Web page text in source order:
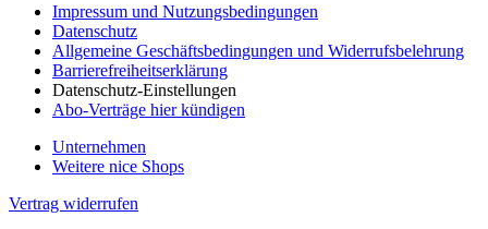
Impressum und Nutzungsbedingungen
Datenschutz
Allgemeine Geschäftsbedingungen und Widerrufsbelehrung
Barrierefreiheitserklärung
Datenschutz-Einstellungen
Abo-Verträge hier kündigen
Unternehmen
Weitere nice Shops
Vertrag widerrufen